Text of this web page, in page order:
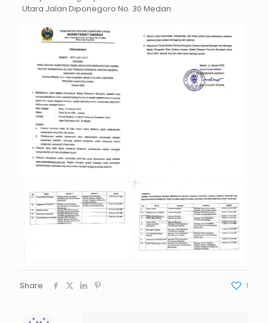
Utara Jalan Diponegoro No. 30 Medan
Share 1